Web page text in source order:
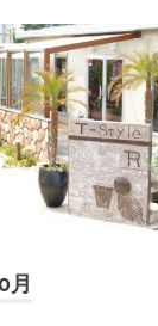
月